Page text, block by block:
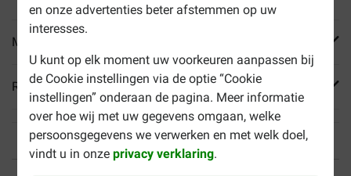
en onze advertenties beter afstemmen op uw
interesses.
U kunt op elk moment uw voorkeuren aanpassen bij
de Cookie instellingen via de optie “Cookie
instellingen” onderaan de pagina. Meer informatie
over hoe wij met uw gegevens omgaan, welke
persoonsgegevens we verwerken en met welk doel,
vindt u in onzeprivacy verklaring.
Meer informatie
Reviews